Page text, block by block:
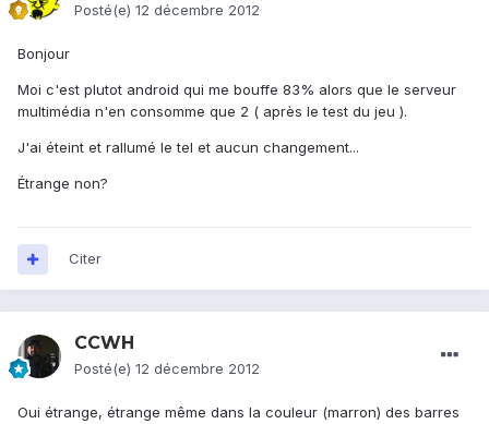
Posté(e) 12 décembre 2012
Bonjour
Moi c'est plutot android qui me bouffe 83% alors que le serveur
multimédia n'en consomme que 2 ( après le test du jeu ).
J'ai éteint et rallumé le tel et aucun changement...
Étrange non?
Citer
CCWH
Posté(e) 12 décembre 2012
Oui étrange, étrange même dans la couleur (marron) des barres